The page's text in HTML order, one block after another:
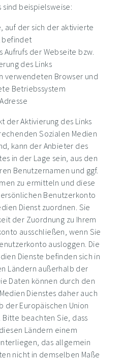
sind beispielsweise:
auf der sich der aktivierte
befindet
Aufrufs der Webseite bzw.
des Links
verwendeten Browser und
Betriebssystem
der Aktivierung des Links
Sozialen Medien
kann der Anbieter des
in der Lage sein, aus den
Benutzernamen und ggf.
zu ermitteln und diese
Benutzerkonto
Dienst zuordnen. Sie
der Zuordnung zu Ihrem
ausschließen, wenn Sie
ausloggen. Die
Dienste befinden sich in
Ländern außerhalb der
Daten können durch den
Dienstes daher auch
der Europäischen Union
beachten Sie, dass
Ländern einem
das allgemein
nicht in demselben Maße